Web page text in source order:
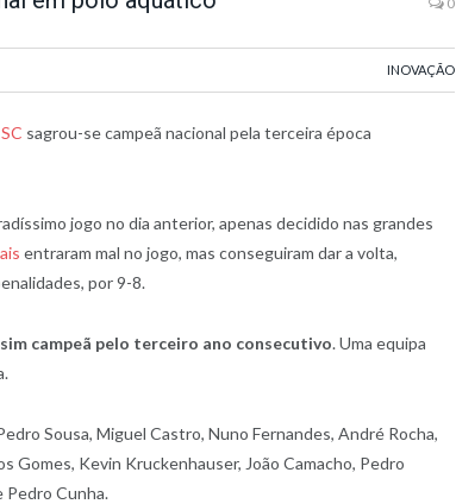
INOVAÇÃO
sagrou-se campeã nacional pela terceira época
jogo no dia anterior, apenas decidido nas grandes
entraram mal no jogo, mas conseguiram dar a volta,
por 9-8.
campeã pelo terceiro ano consecutivo. Uma equipa
Sousa, Miguel Castro, Nuno Fernandes, André Rocha,
Kevin Kruckenhauser, João Camacho, Pedro
Pedro Cunha.